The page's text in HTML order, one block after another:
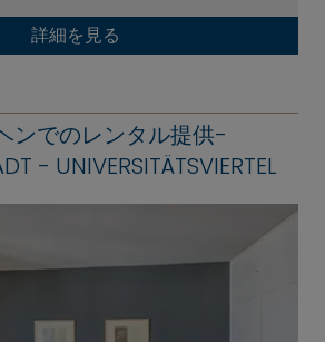
詳細を見る
ンでのレンタル提供-
- UNIVERSITÄTSVIERTEL